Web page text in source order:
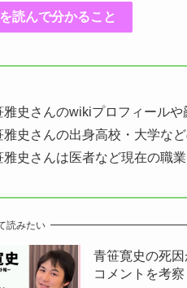
読んで分かること
雅史さんのwikiプロフィールや
雅史さんの出身高校・大学な
雅史さんは医者など現在の職業
読みたい
青笹寛史の死
コメントを考